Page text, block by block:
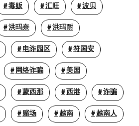
毒贩 汇旺 波贝
洪玛奈 洪玛耐
电诈园区 符国安
网络诈骗 美国
蒙西那 西港 诈骗
赌场 越南 越南人